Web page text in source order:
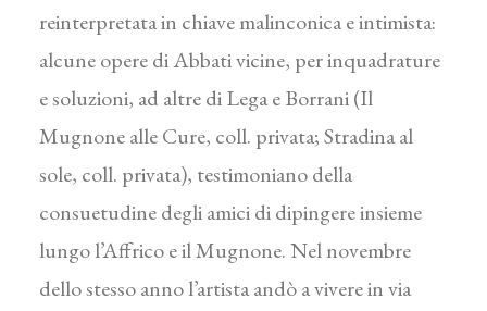
reinterpretata in chiave malinconica e intimista:
alcune opere di Abbati vicine, per inquadrature
e soluzioni, ad altre di Lega e Borrani (Il
Mugnone alle Cure, coll. privata; Stradina al
sole, coll. privata), testimoniano della
consuetudine degli amici di dipingere insieme
lungo l’Affrico e il Mugnone. Nel novembre
dello stesso anno l’artista andò a vivere in via